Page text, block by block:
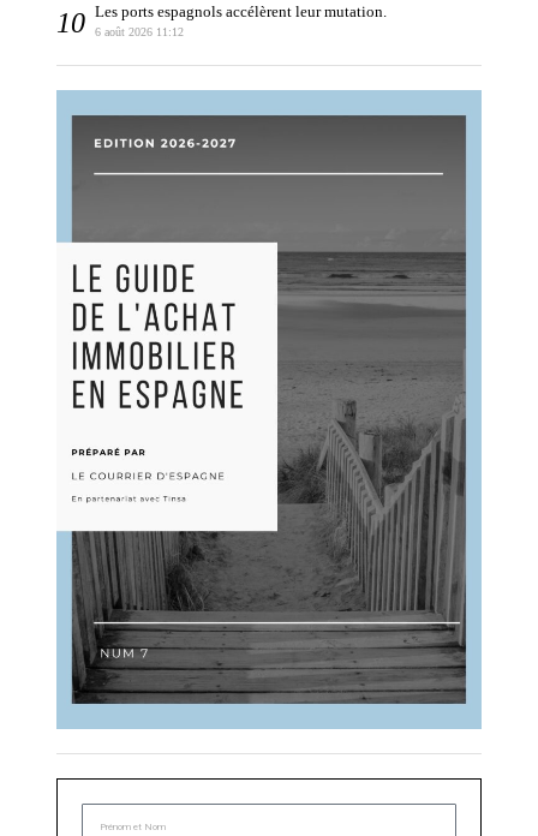
Les ports espagnols accélèrent leur mutation.
6 août 2026 11:12